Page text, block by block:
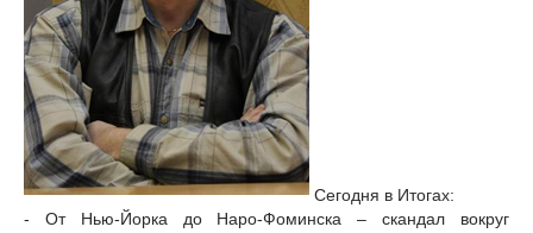
Сегодня в Итогах:
- От Нью-Йорка до Наро-Фоминска – скандал вокруг